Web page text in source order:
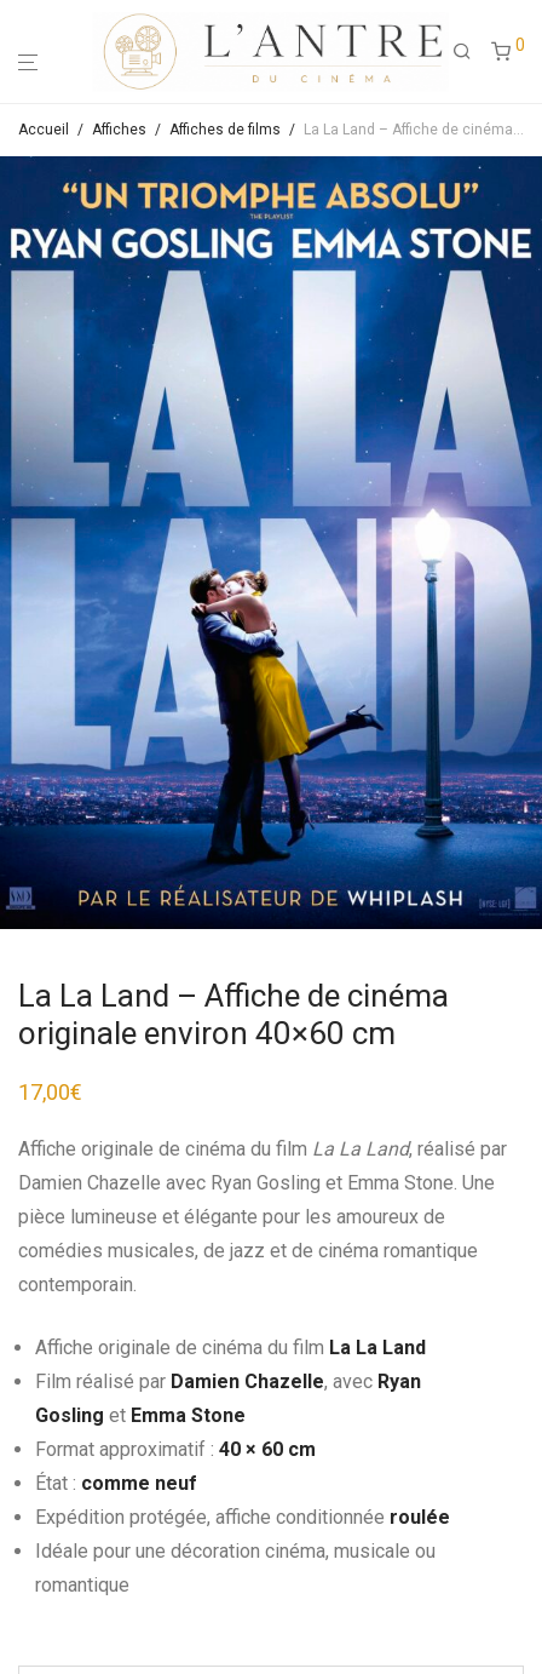
0
Accueil / Affiches / Affiches de films / La La Land – Affiche de cinéma originale environ 40×60 cm
La La Land – Affiche de cinéma
originale environ 40×60 cm
17,00€
Affiche originale de cinéma du film La La Land, réalisé par
Damien Chazelle avec Ryan Gosling et Emma Stone. Une
pièce lumineuse et élégante pour les amoureux de
comédies musicales, de jazz et de cinéma romantique
contemporain.
Affiche originale de cinéma du film La La Land
Film réalisé par Damien Chazelle, avec Ryan
Gosling et Emma Stone
Format approximatif : 40 × 60 cm
État : comme neuf
Expédition protégée, affiche conditionnée roulée
Idéale pour une décoration cinéma, musicale ou
romantique